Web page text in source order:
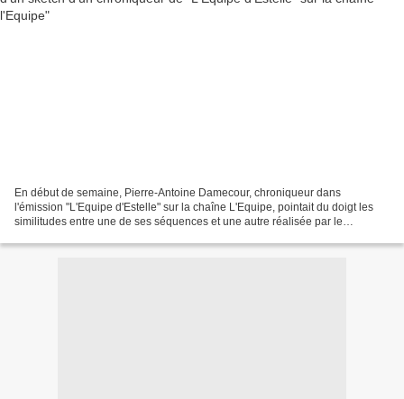
En début de semaine, Pierre-Antoine Damecour, chroniqueur dans
l'émission "L'Equipe d'Estelle" sur la chaîne L'Equipe, pointait du doigt les
similitudes entre une de ses séquences et une autre réalisée par le